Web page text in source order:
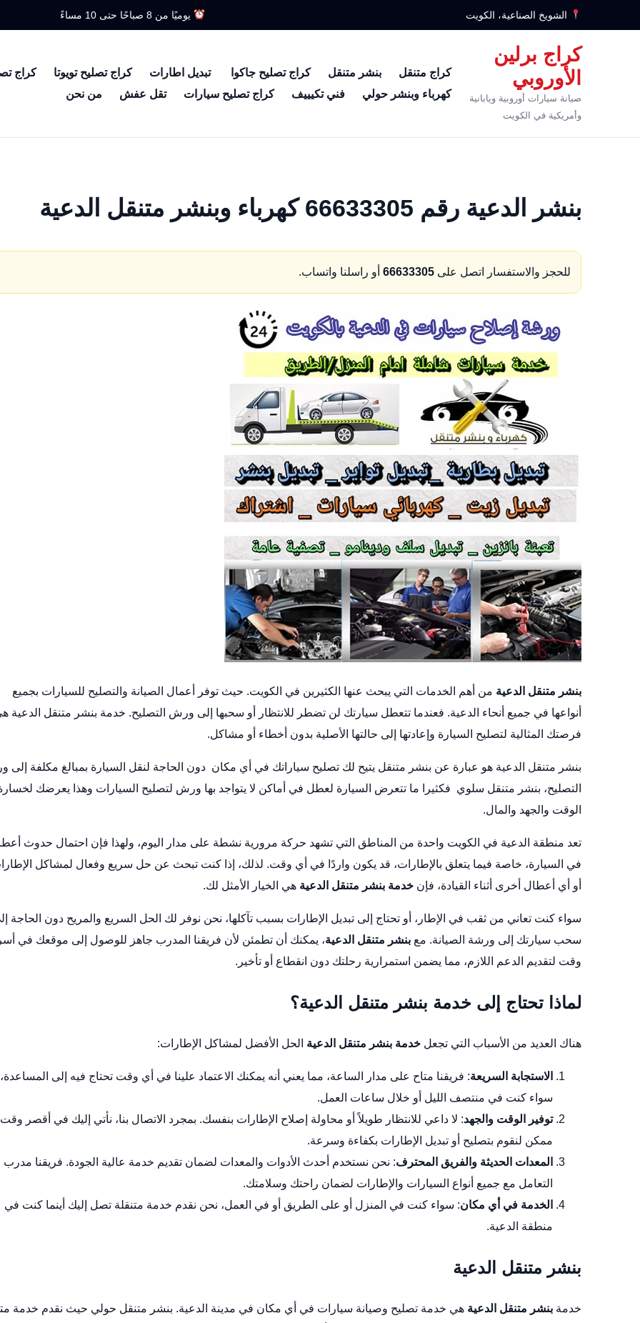
الشويخ الصناعية، الكويت يوميًا من 8 صباحًا حتى 10 مساءً
كراج برلين
الأوروبي
صيانة سيارات أوروبية ويابانية
وأمريكية في الكويت
كراج متنقل بنشر متنقل كراج تصليح جاكوا تبديل اطارات كراج تصليح تويوتا
كراج
كهرباء وبنشر حولي
فني تكيييف كراج تصليح سيارات تقل عفش من نحن
بنشر الدعية رقم 66633305 كهرباء وبنشر متنقل الدعية
للحجز والاستفسار اتصل على 66633305 أو راسلنا واتساب.
بنشر متنقل الدعية من أهم الخدمات التي يبحث عنها الكثيرين في الكويت. حيث توفر أعمال الصيانة والتصليح للسيارات بجميع
أنواعها في جميع أنحاء الدعية. فعندما تتعطل سيارتك لن تضطر للانتظار أو سحبها إلى ورش التصليح. خدمة بنشر متنقل الدعية
فرصتك المثالية لتصليح السيارة وإعادتها إلى حالتها الأصلية بدون أخطاء أو مشاكل.
بنشر متنقل الدعية هو عبارة عن بنشر متنقل يتيح لك تصليح سياراتك في أي مكان دون الحاجة لنقل السيارة بمبالغ مكلفة إلى
التصليح، بنشر متنقل سلوي فكثيرا ما تتعرض السيارة لعطل في أماكن لا يتواجد بها ورش لتصليح السيارات وهذا يعرضك
الوقت والجهد والمال.
تعد منطقة الدعية في الكويت واحدة من المناطق التي تشهد حركة مرورية نشطة على مدار اليوم، ولهذا فإن احتمال حدوث
في السيارة، خاصة فيما يتعلق بالإطارات، قد يكون واردًا في أي وقت. لذلك، إذا كنت تبحث عن حل سريع وفعال لمشاكل
أو أي أعطال أخرى أثناء القيادة، فإن خدمة بنشر متنقل الدعية هي الخيار الأمثل لك.
سواء كنت تعاني من ثقب في الإطار، أو تحتاج إلى تبديل الإطارات بسبب تآكلها، نحن نوفر لك الحل السريع والمريح دون الحاجة
سحب سيارتك إلى ورشة الصيانة. مع بنشر متنقل الدعية، يمكنك أن تطمئن لأن فريقنا المدرب جاهز للوصول إلى موقعك في
وقت لتقديم الدعم اللازم، مما يضمن استمرارية رحلتك دون انقطاع أو تأخير.
لماذا تحتاج إلى خدمة بنشر متنقل الدعية؟
هناك العديد من الأسباب التي تجعل خدمة بنشر متنقل الدعية الحل الأفضل لمشاكل الإطارات:
الاستجابة السريعة: فريقنا متاح على مدار الساعة، مما يعني أنه يمكنك الاعتماد علينا في أي وقت تحتاج فيه إلى المساعدة،
سواء كنت في منتصف الليل أو خلال ساعات العمل.
توفير الوقت والجهد: لا داعي للانتظار طويلاً أو محاولة إصلاح الإطارات بنفسك. بمجرد الاتصال بنا، نأتي إليك في أقصر وقت
ممكن لنقوم بتصليح أو تبديل الإطارات بكفاءة وسرعة.
المعدات الحديثة والفريق المحترف: نحن نستخدم أحدث الأدوات والمعدات لضمان تقديم خدمة عالية الجودة. فريقنا
التعامل مع جميع أنواع السيارات والإطارات لضمان راحتك وسلامتك.
الخدمة في أي مكان: سواء كنت في المنزل أو على الطريق أو في العمل، نحن نقدم خدمة متنقلة تصل إليك أينما كنت في
منطقة الدعية.
بنشر متنقل الدعية
خدمة بنشر متنقل الدعية هي خدمة تصليح وصيانة سيارات في أي مكان في مدينة الدعية. بنشر متنقل حولي حيث نقدم خدمة